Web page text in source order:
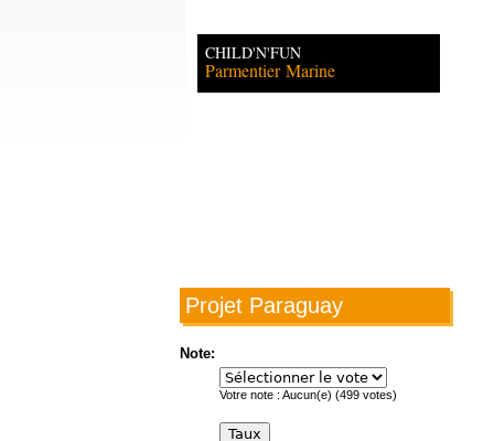
Projet Paraguay
Note:
Votre note : Aucun(e) (499votes)
CHILD'N'FUN
Parmentier Marine